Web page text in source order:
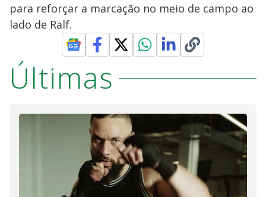
para reforçar a marcação no meio de campo ao
lado de Ralf.
Últimas